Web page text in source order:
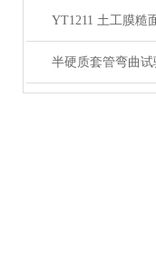
半硬质套管弯曲